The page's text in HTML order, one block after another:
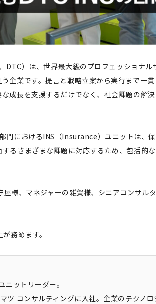
DTC）は、世界最大級のプロフェッショナ
企業です。提言と戦略立案から実行まで一
成長を支援するだけでなく、社会課題の解
におけるINS（Insurance）ユニットは、
るさまざまな課題に対応するため、包括的
様、マネジャーの雑賀様、シニアコンサル
務めます。
ットリーダー。
ツ コンサルティングに入社。企業のテクノ